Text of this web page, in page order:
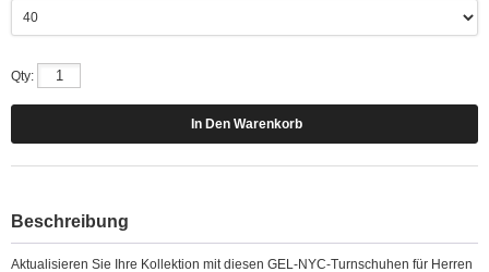
Qty:
Beschreibung
Aktualisieren Sie Ihre Kollektion mit diesen GEL-NYC-Turnschuhen für Herren